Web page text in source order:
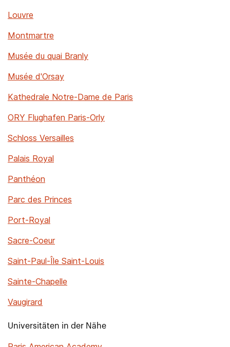
Louvre
Montmartre
Musée du quai Branly
Musée d'Orsay
Kathedrale Notre-Dame de Paris
ORY Flughafen Paris-Orly
Schloss Versailles
Palais Royal
Panthéon
Parc des Princes
Port-Royal
Sacre-Coeur
Saint-Paul-Île Saint-Louis
Sainte-Chapelle
Vaugirard
Universitäten in der Nähe